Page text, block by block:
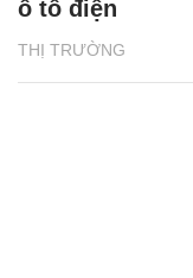
THỊ TRƯỜNG
ô tô điện